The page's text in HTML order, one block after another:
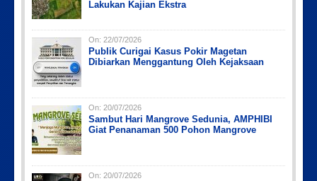
Lakukan Kajian Ekstra
On: 22/07/2026
Publik Curigai Kasus Pokir Magetan
Dibiarkan Menggantung Oleh Kejaksaan
On: 20/07/2026
Sambut Hari Mangrove Sedunia, AMPHIBI
Giat Penanaman 500 Pohon Mangrove
On: 20/07/2026